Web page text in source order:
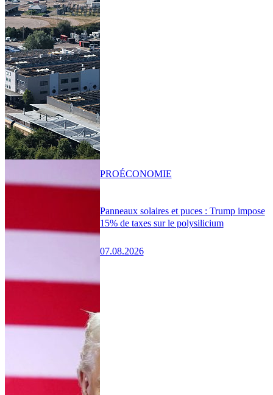
Panneaux solaires et puces : Trump impose
15% de taxes sur le polysilicium
07.08.2026
PROÉCONOMIE